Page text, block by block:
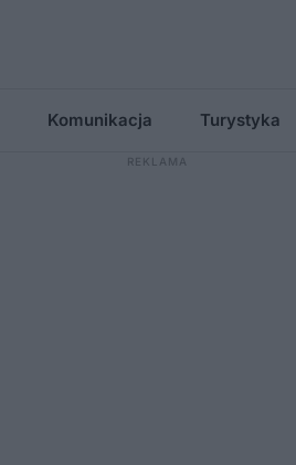
Komunikacja Turystyka